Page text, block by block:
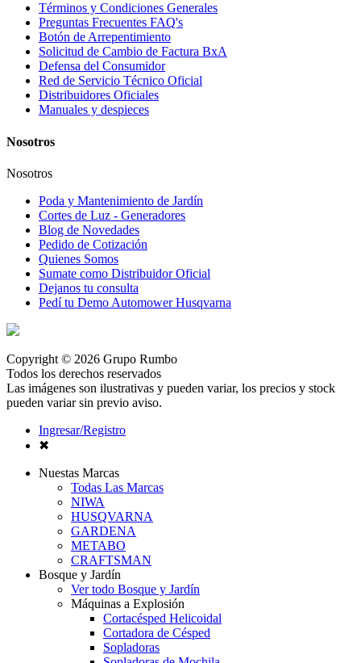
Términos y Condiciones Generales
Preguntas Frecuentes FAQ's
Botón de Arrepentimiento
Solicitud de Cambio de Factura BxA
Defensa del Consumidor
Red de Servicio Técnico Oficial
Distribuidores Oficiales
Manuales y despieces
Nosotros
Nosotros
Poda y Mantenimiento de Jardín
Cortes de Luz - Generadores
Blog de Novedades
Pedido de Cotización
Quienes Somos
Sumate como Distribuidor Oficial
Dejanos tu consulta
Pedí tu Demo Automower Husqvarna
Copyright © 2026 Grupo Rumbo
Todos los derechos reservados
Las imágenes son ilustrativas y pueden variar, los precios y stock
pueden variar sin previo aviso.
Ingresar/Registro
✖
Nuestas Marcas
Todas Las Marcas
NIWA
HUSQVARNA
GARDENA
METABO
CRAFTSMAN
Bosque y Jardín
Ver todo Bosque y Jardín
Máquinas a Explosión
Cortacésped Helicoidal
Cortadora de Césped
Sopladoras